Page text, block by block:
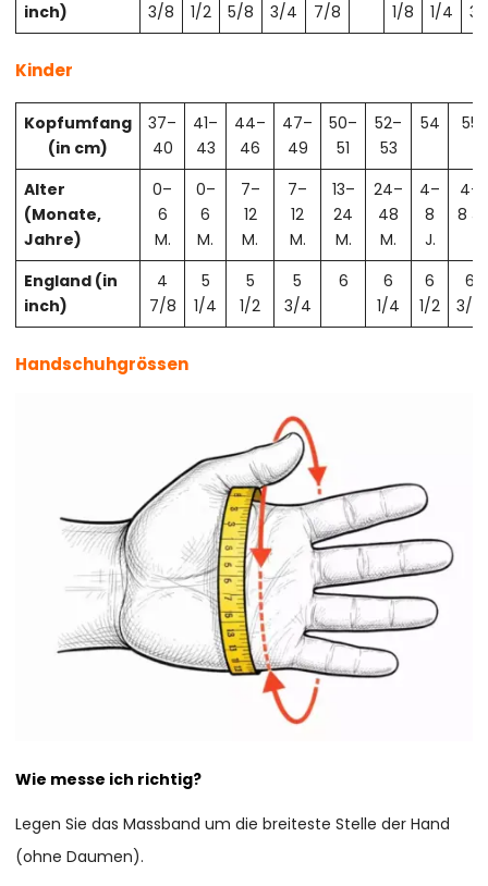
inch)
3/8
1/2
5/8
3/4
7/8
1/8
1/4
Kinder
Kopfumfang
(in cm)
37–
40
41–
43
44–
46
47–
49
50–
51
52–
53
54 55
Alter
(Monate,
Jahre)
0–
6
M.
0–
6
M.
7–
12
M.
7–
12
M.
13–
24
M.
24–
48
M.
4–
8
J.
4–
8 J.
England (in
inch)
4
7/8
5
1/4
5
1/2
5
3/4
6
6
1/4
6
1/2
6
3/4
Handschuhgrössen
Wie messe ich richtig?
Legen Sie das Massband um die breiteste Stelle der Hand
(ohne Daumen).